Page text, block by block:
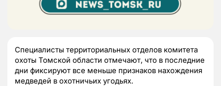
Специалисты территориальных отделов комитета
охоты Томской области отмечают, что в последние
дни фиксируют все меньше признаков нахождения
медведей в охотничьих угодьях.